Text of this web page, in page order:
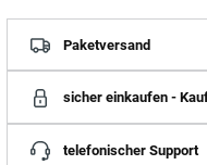
Paketversand
sicher einkaufen -
telefonischer Support